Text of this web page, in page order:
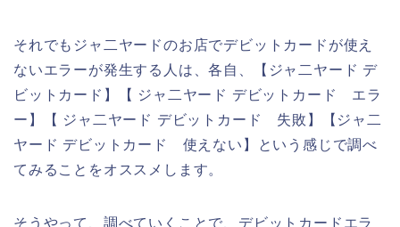
それでもジャ二ヤードのお店でデビットカードが使え
ないエラーが発生する人は、各自、【ジャ二ヤード デ
ビットカード】【 ジャ二ヤード デビットカード エラ
ー】【 ジャ二ヤード デビットカード 失敗】【ジャ二
ヤード デビットカード 使えない】という感じで調べ
てみることをオススメします。
そうやって、調べていくことで、デビットカードエラ